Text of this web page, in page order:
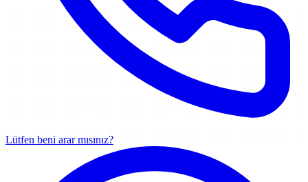
Lütfen beni arar mısınız?